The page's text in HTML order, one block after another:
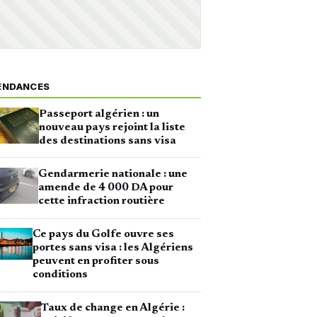
Passeport algérien : un
nouveau pays rejoint la liste
des destinations sans visa
Gendarmerie nationale : une
amende de 4 000 DA pour
cette infraction routière
Ce pays du Golfe ouvre ses
portes sans visa : les Algériens
peuvent en profiter sous
conditions
Taux de change en Algérie :